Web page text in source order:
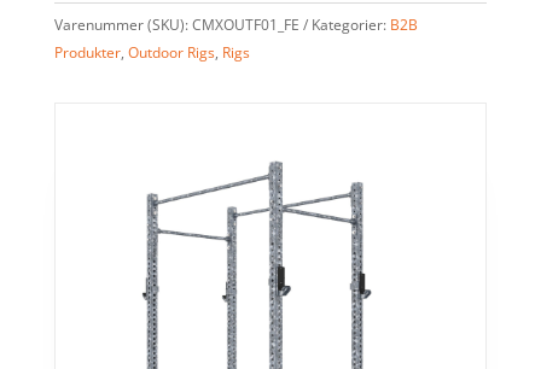
Varenummer (SKU):CMXOUTF01_FE Kategorier: B2B
Produkter, Outdoor Rigs, Rigs